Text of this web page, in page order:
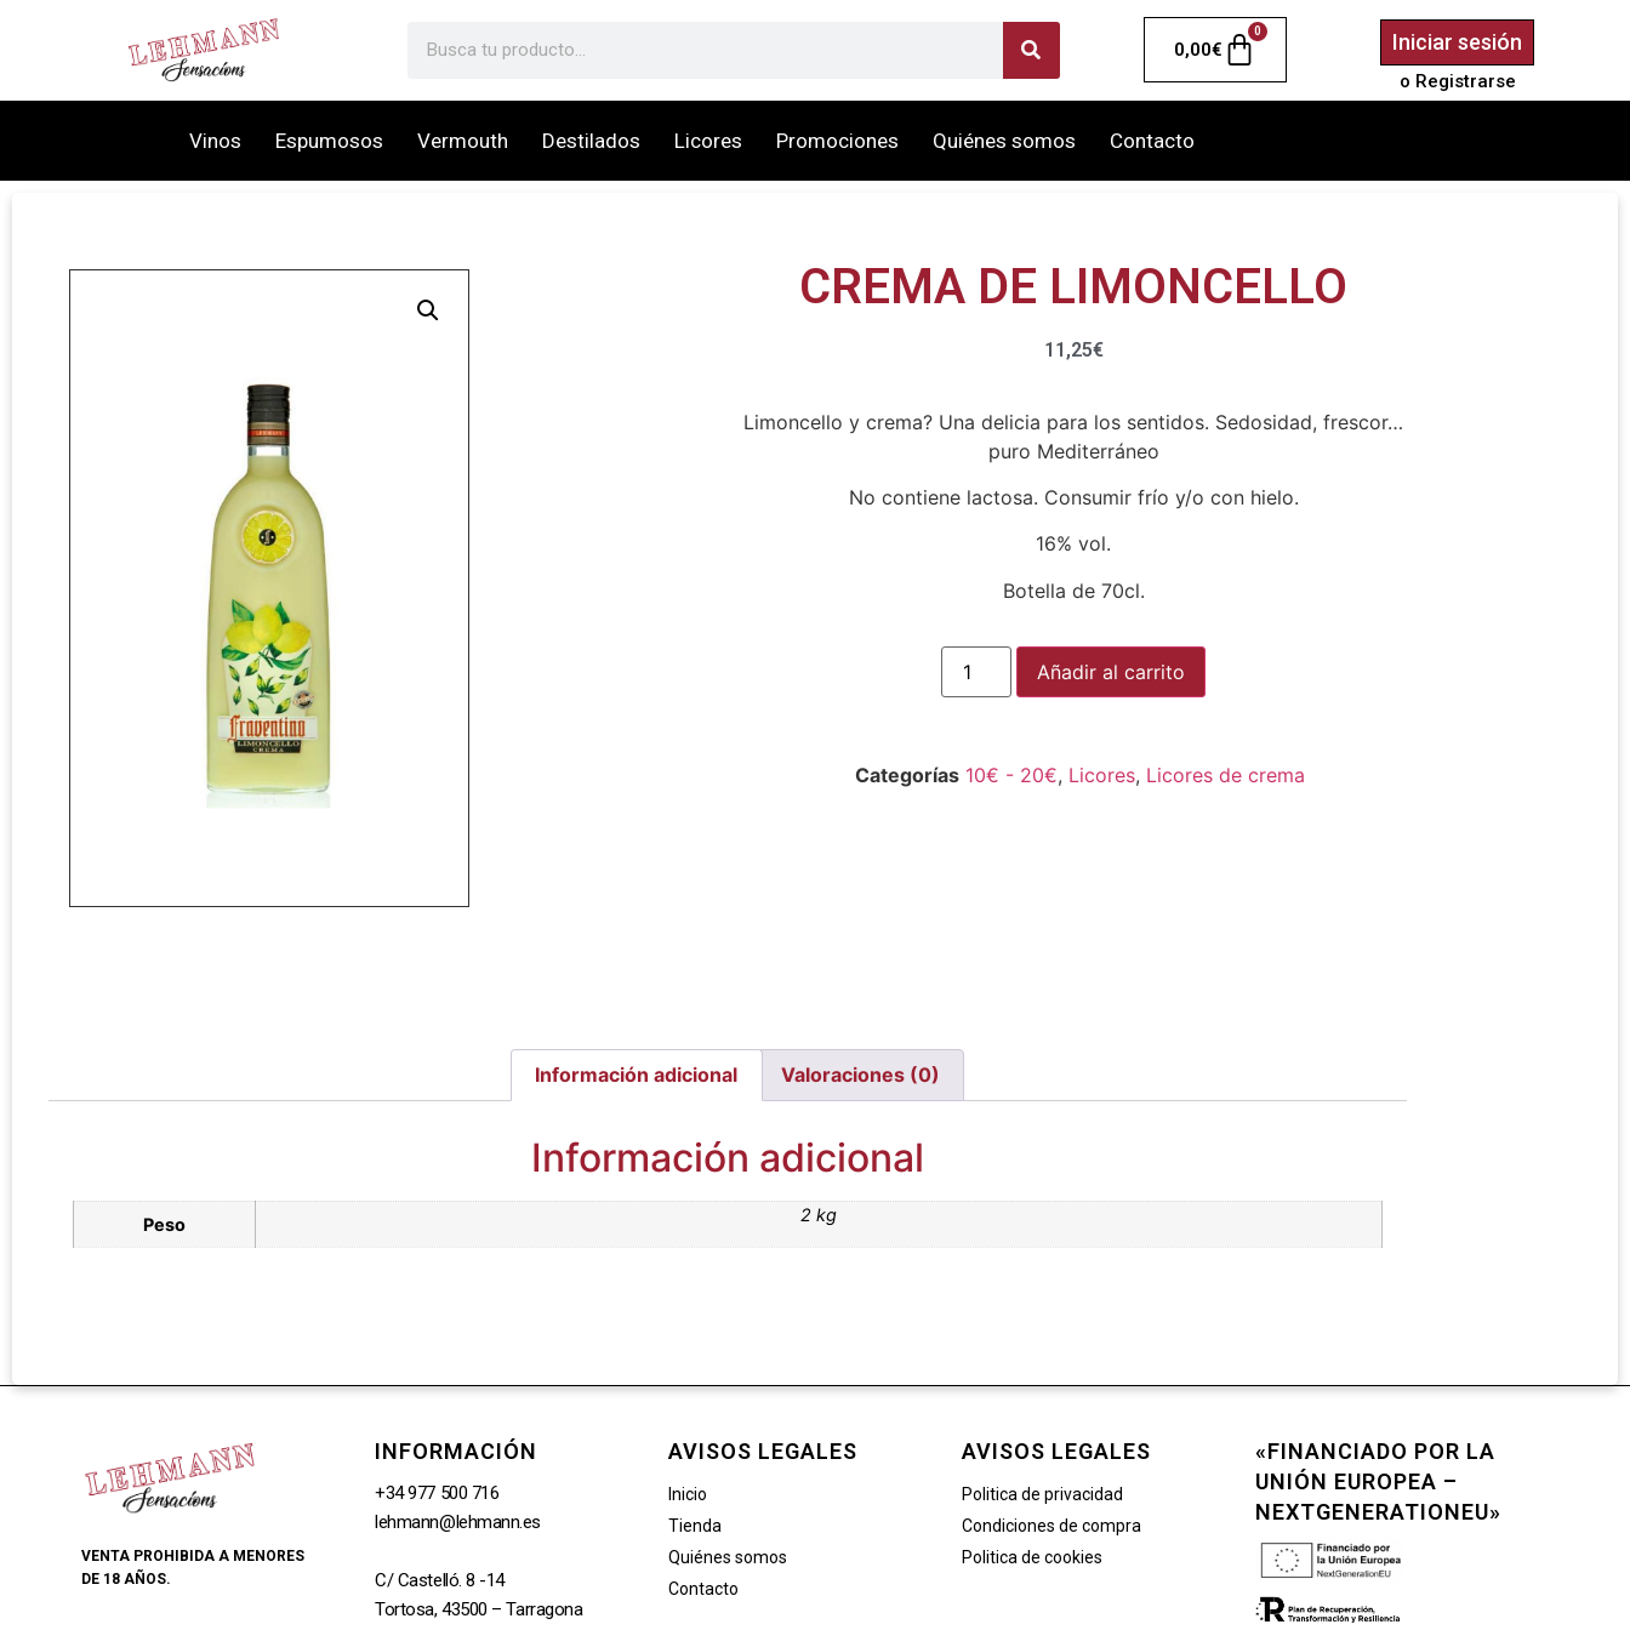
0,00€
0 Iniciar sesión
o Registrarse
Vinos Espumosos Vermouth Destilados Licores Promociones Quiénes somos Contacto
CREMA DE LIMONCELLO
11,25€
Limoncello y crema? Una delicia para los sentidos. Sedosidad, frescor…
puro Mediterráneo
No contiene lactosa. Consumir frío y/o con hielo.
16% vol.
Botella de 70cl.
Añadir al carrito
Categorías 10€ - 20€, Licores, Licores de crema
Información adicional Valoraciones (0)
Información adicional
Peso 2 kg
VENTA PROHIBIDA A MENORES
DE 18 AÑOS.
INFORMACIÓN
+34 977 500 716
lehmann@lehmann.es
C/ Castelló. 8 -14
Tortosa, 43500 – Tarragona
AVISOS LEGALES
Inicio
Tienda
Quiénes somos
Contacto
AVISOS LEGALES
Politica de privacidad
Condiciones de compra
Politica de cookies
«FINANCIADO POR LA
UNIÓN EUROPEA –
NEXTGENERATIONEU»